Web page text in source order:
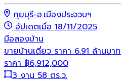
กุยบุรี-อ.เมืองประจวบฯ
อัปเดตเมื่อ 18/11/2025
มือสองบ้าน
ขายบ้านเดี่ยว ราคา 6.91 ล้านบา
ราคา ฿6,912,000
3 งาน 58 ตร.ว.